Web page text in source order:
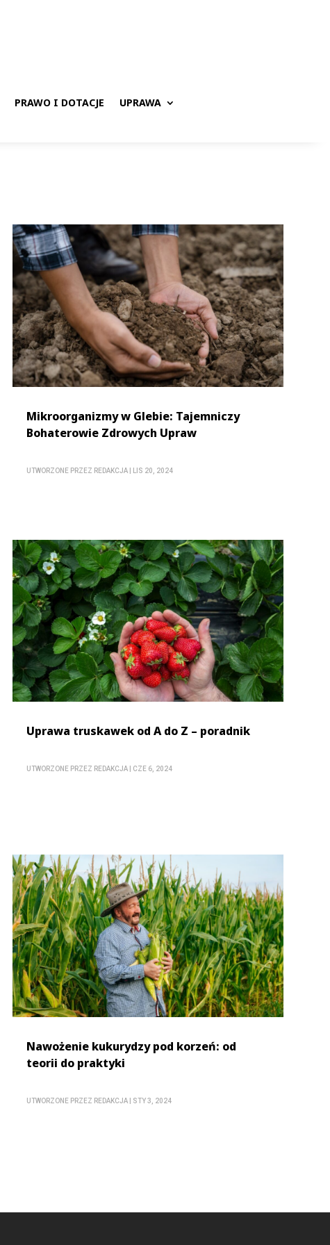
PRAWO I DOTACJE UPRAWA
Mikroorganizmy w Glebie: Tajemniczy
Bohaterowie Zdrowych Upraw
UTWORZONE PRZEZ REDAKCJA| LIS 20, 2024
Uprawa truskawek od A do Z – poradnik
UTWORZONE PRZEZ REDAKCJA| CZE 6, 2024
Nawożenie kukurydzy pod korzeń: od
teorii do praktyki
UTWORZONE PRZEZ REDAKCJA| STY 3, 2024